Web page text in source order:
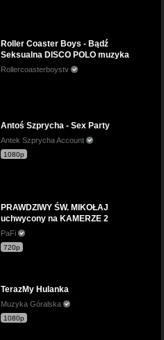
Roller Coaster Boys - Bądź
Seksualna DISCO POLO muzyka
Rollercoasterboystv
Antoś Szprycha - Sex Party
Antek Szprycha Account
1080p
PRAWDZIWY ŚW. MIKOŁAJ
uchwycony na KAMERZE 2
PaFi
720p
TerazMy Hulanka
Muzyka Góralska
1080p